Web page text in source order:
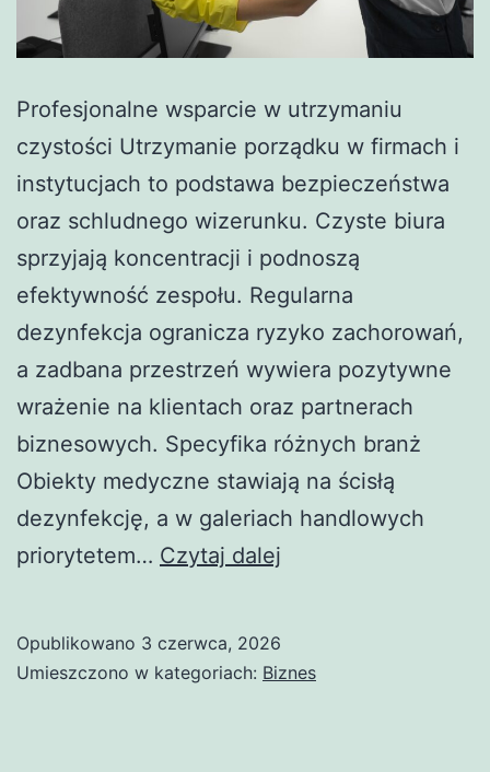
Profesjonalne wsparcie w utrzymaniu
czystości Utrzymanie porządku w firmach i
instytucjach to podstawa bezpieczeństwa
oraz schludnego wizerunku. Czyste biura
sprzyjają koncentracji i podnoszą
efektywność zespołu. Regularna
dezynfekcja ogranicza ryzyko zachorowań,
a zadbana przestrzeń wywiera pozytywne
wrażenie na klientach oraz partnerach
biznesowych. Specyfika różnych branż
Obiekty medyczne stawiają na ścisłą
dezynfekcję, a w galeriach handlowych
priorytetem… Czytaj dalej
–
Opublikowano 3 czerwca, 2026
Umieszczono w kategoriach: Biznes